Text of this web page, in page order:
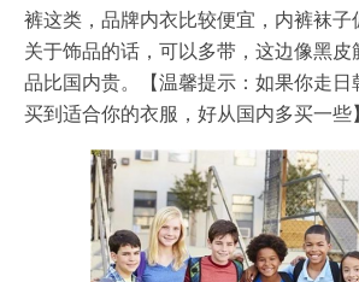
裤这类，品牌内衣比较便宜，内裤袜子
关于饰品的话，可以多带，这边像黑皮
品比国内贵。【温馨提示：如果你走日
买到适合你的衣服，好从国内多买一些